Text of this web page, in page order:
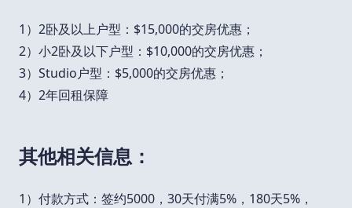
1）2卧及以上户型：$15,000的交房优惠；
2）小2卧及以下户型：$10,000的交房优惠；
3）Studio户型：$5,000的交房优惠；
4）2年回租保障
其他相关信息：
1）付款方式：签约5000，30天付满5%，180天5%，